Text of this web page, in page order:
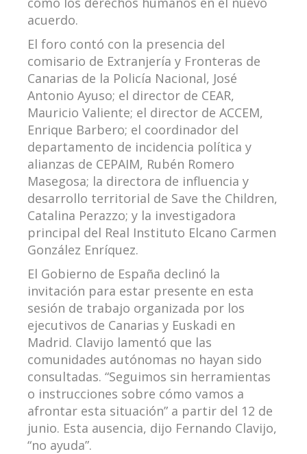
acuerdo.
El foro contó con la presencia del
comisario de Extranjería y Fronteras de
Canarias de la Policía Nacional, José
Antonio Ayuso; el director de CEAR,
Mauricio Valiente; el director de ACCEM,
Enrique Barbero; el coordinador del
departamento de incidencia política y
alianzas de CEPAIM, Rubén Romero
Masegosa; la directora de influencia y
desarrollo territorial de Save the Children,
Catalina Perazzo; y la investigadora
principal del Real Instituto Elcano Carmen
González Enríquez.
El Gobierno de España declinó la
invitación para estar presente en esta
sesión de trabajo organizada por los
ejecutivos de Canarias y Euskadi en
Madrid. Clavijo lamentó que las
comunidades autónomas no hayan sido
consultadas. “Seguimos sin herramientas
o instrucciones sobre cómo vamos a
afrontar esta situación” a partir del 12 de
junio. Esta ausencia, dijo Fernando Clavijo,
“no ayuda”.